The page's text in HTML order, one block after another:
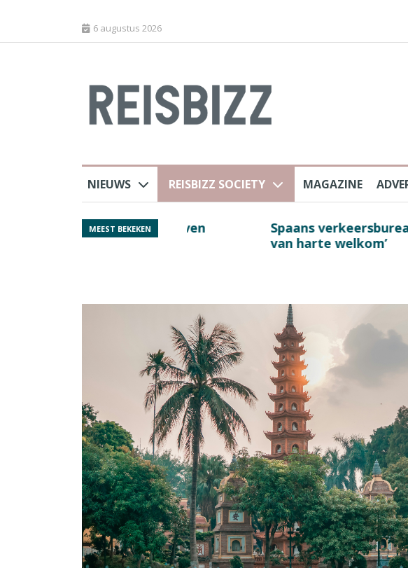
6 augustus 2026
NIEUWS REISBIZZ SOCIETY MAGAZINE
MEEST BEKEKEN
luchthaven
Spaans verkeersbureau na
van harte welkom’